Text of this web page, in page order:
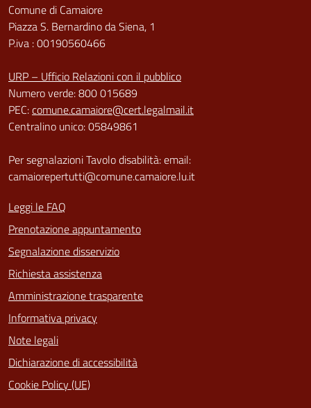
Comune di Camaiore
Piazza S. Bernardino da Siena, 1
P.iva : 00190560466
URP – Ufficio Relazioni con il pubblico
Numero verde: 800 015689
PEC:comune.camaiore@cert.legalmail.it
Centralino unico: 05849861
Per segnalazioni Tavolo disabilità: email:
camaiorepertutti@comune.camaiore.lu.it
Leggi le FAQ
Prenotazione appuntamento
Segnalazione disservizio
Richiesta assistenza
Amministrazione trasparente
Informativa privacy
Note legali
Dichiarazione di accessibilità
Cookie Policy (UE)